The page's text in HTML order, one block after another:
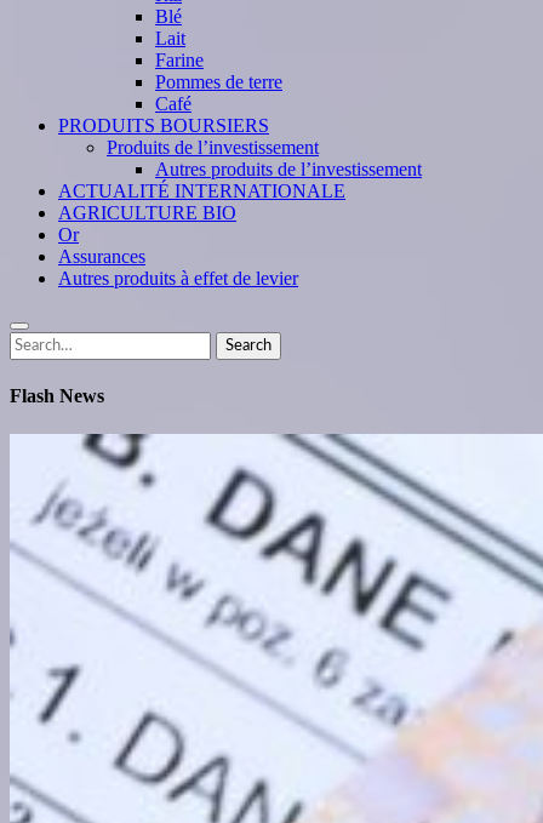
Blé
Lait
Farine
Pommes de terre
Café
PRODUITS BOURSIERS
Produits de l’investissement
Autres produits de l’investissement
ACTUALITÉ INTERNATIONALE
AGRICULTURE BIO
Or
Assurances
Autres produits à effet de levier
Search
for:
Search
Flash News